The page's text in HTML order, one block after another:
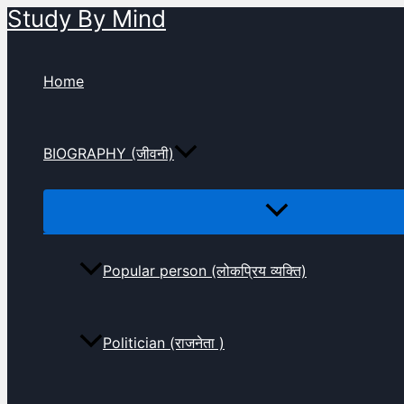
Skip
Study By Mind
Home
BIOGRAPHY (जीवनी)
Popular person (लोकप्रिय व्यक्ति)
Politician (राजनेता )